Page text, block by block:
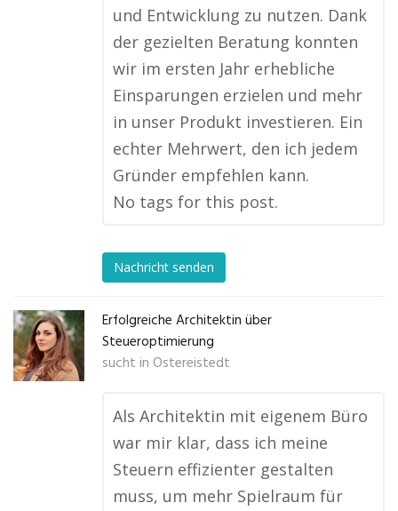
und Entwicklung zu nutzen. Dank
der gezielten Beratung konnten
wir im ersten Jahr erhebliche
Einsparungen erzielen und mehr
in unser Produkt investieren. Ein
echter Mehrwert, den ich jedem
Gründer empfehlen kann.
No tags for this post.
Nachricht senden
Erfolgreiche Architektin über
Steueroptimierung
sucht in Ostereistedt
Als Architektin mit eigenem Büro
war mir klar, dass ich meine
Steuern effizienter gestalten
muss, um mehr Spielraum für